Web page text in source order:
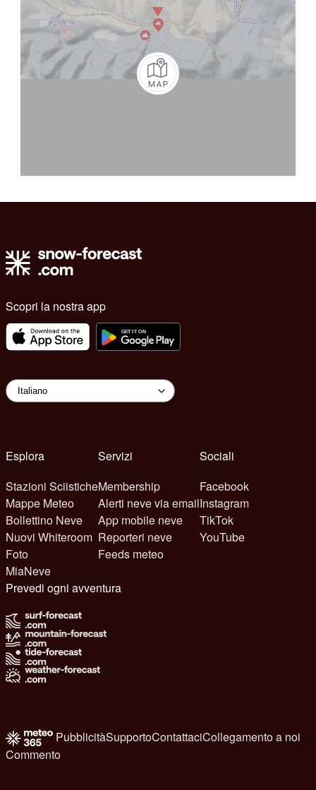
Scopri la nostra app
Esplora
Stazioni Sciistiche
Mappe Meteo
Bollettino Neve
Nuovi Whiteroom
Foto
MiaNeve
Servizi
Membership
Alerti neve via email
App mobile neve
Reporteri neve
Feeds meteo
Sociali
Facebook
Instagram
TikTok
YouTube
Prevedi ogni avventura
PubblicitàSupportoContattaciCollegamento a noi
Commento